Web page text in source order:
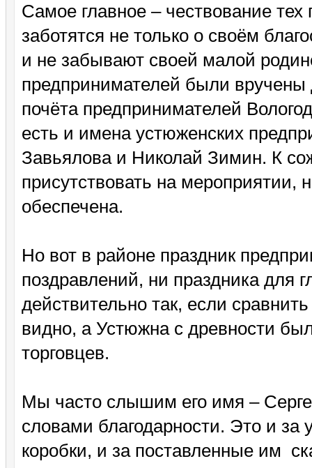
Самое главное – чествование
заботятся не только о своём
и не забывают своей малой
предпринимателей были
почёта предпринимателей
есть и имена устюженских
Завьялова и Николай Зимин. К
присутствовать на мероприятии,
обеспечена.
Но вот в районе праздник
поздравлений, ни праздника для
действительно так, если
видно, а Устюжна с древности
торговцев.
Мы часто слышим его имя –
словами благодарности. Это и за
коробки, и за поставленные им